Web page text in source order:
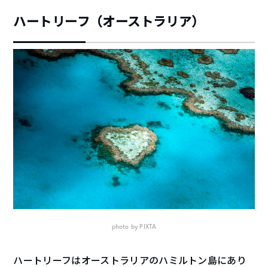
ハートリーフ（オーストラリア）
photo by PIXTA
ハートリーフはオーストラリアのハミルトン島にあり